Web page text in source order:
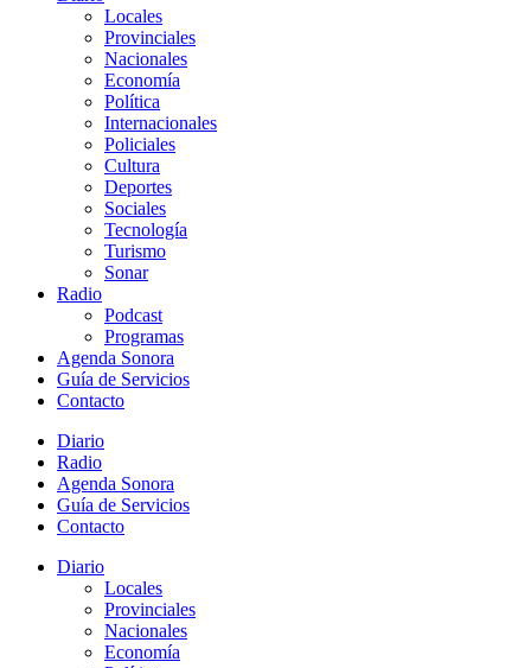
Locales
Provinciales
Nacionales
Economía
Política
Internacionales
Policiales
Cultura
Deportes
Sociales
Tecnología
Turismo
Sonar
Radio
Podcast
Programas
Agenda Sonora
Guía de Servicios
Contacto
Diario
Radio
Agenda Sonora
Guía de Servicios
Contacto
Diario
Locales
Provinciales
Nacionales
Economía